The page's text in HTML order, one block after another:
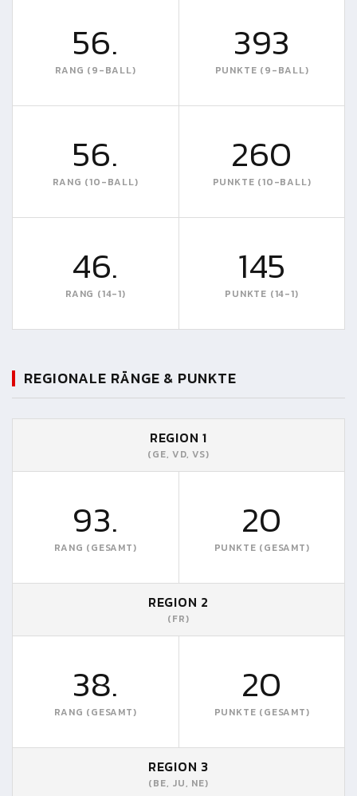
56.
RANG (9-BALL)
393
PUNKTE (9-BALL)
56.
RANG (10-BALL)
260
PUNKTE (10-BALL)
46.
RANG (14-1)
145
PUNKTE (14-1)
REGIONALE RÄNGE & PUNKTE
REGION 1
(GE, VD, VS)
93.
RANG (GESAMT)
20
PUNKTE (GESAMT)
REGION 2
(FR)
38.
RANG (GESAMT)
20
PUNKTE (GESAMT)
REGION 3
(BE, JU, NE)